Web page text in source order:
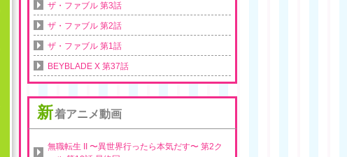
ザ・ファブル 第3話
ザ・ファブル 第2話
ザ・ファブル 第1話
BEYBLADE X 第37話
新着アニメ動画
無職転生 II 〜異世界行ったら本気だす〜 第2ク